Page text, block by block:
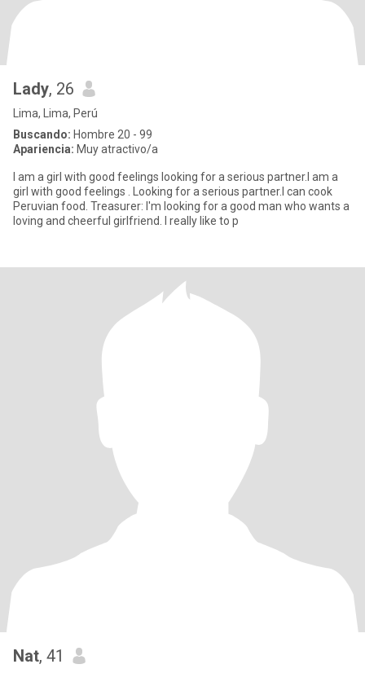
Lady, 26
Lima, Lima, Perú
Buscando: Hombre 20 - 99
Apariencia: Muy atractivo/a
I am a girl with good feelings looking for a serious partner.I am a
girl with good feelings . Looking for a serious partner.I can cook
Peruvian food. Treasurer: I'm looking for a good man who wants a
loving and cheerful girlfriend. I really like to p
Nat, 41